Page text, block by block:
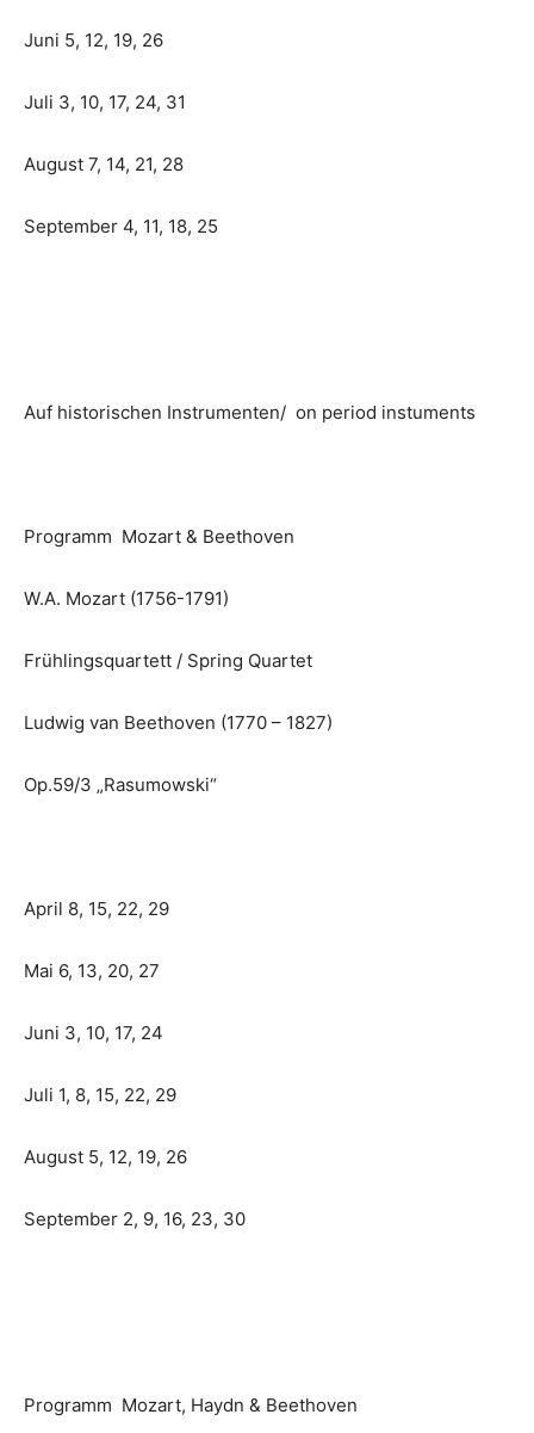
Juni 5, 12, 19, 26
Juli 3, 10, 17, 24, 31
August 7, 14, 21, 28
September 4, 11, 18, 25
Auf historischen Instrumenten/ on period instuments
Programm Mozart & Beethoven
W.A. Mozart (1756-1791)
Frühlingsquartett / Spring Quartet
Ludwig van Beethoven (1770 – 1827)
Op.59/3 „Rasumowski“
April 8, 15, 22, 29
Mai 6, 13, 20, 27
Juni 3, 10, 17, 24
Juli 1, 8, 15, 22, 29
August 5, 12, 19, 26
September 2, 9, 16, 23, 30
Programm Mozart, Haydn & Beethoven